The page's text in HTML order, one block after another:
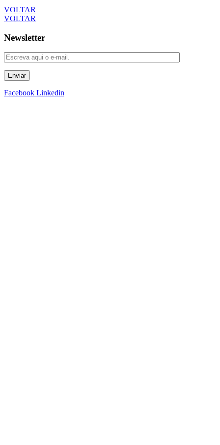
VOLTAR
VOLTAR
Newsletter
Enviar
Facebook Linkedin